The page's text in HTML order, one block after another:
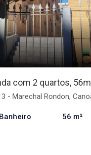
com 2 quartos,
- Marechal Rondon,
56 m²